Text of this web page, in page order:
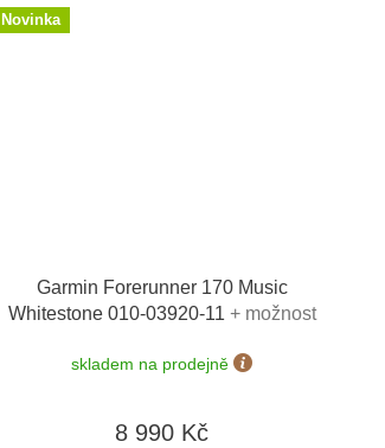
Novinka
Garmin Forerunner 170 Music
Whitestone 010-03920-11 + možnost
skladem na prodejně
8 990 Kč